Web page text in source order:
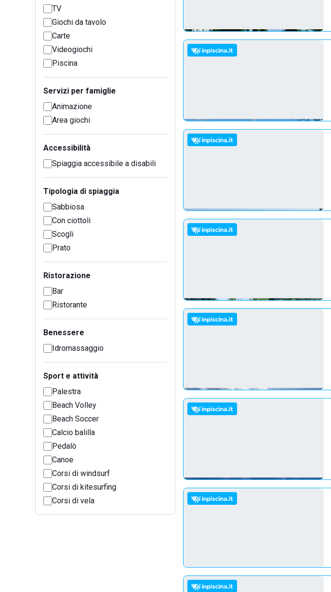
TV
Giochi da tavolo
Carte
Videogiochi
Piscina
Servizi per famiglie
Animazione
Area giochi
Accessibilità
Spiaggia accessibile a disabili
Tipologia di spiaggia
Sabbiosa
Con ciottoli
Scogli
Prato
Ristorazione
Bar
Ristorante
Benessere
Idromassaggio
Sport e attività
Palestra
Beach Volley
Beach Soccer
Calcio balilla
Pedalò
Canoe
Corsi di windsurf
Corsi di kitesurfing
Corsi di vela